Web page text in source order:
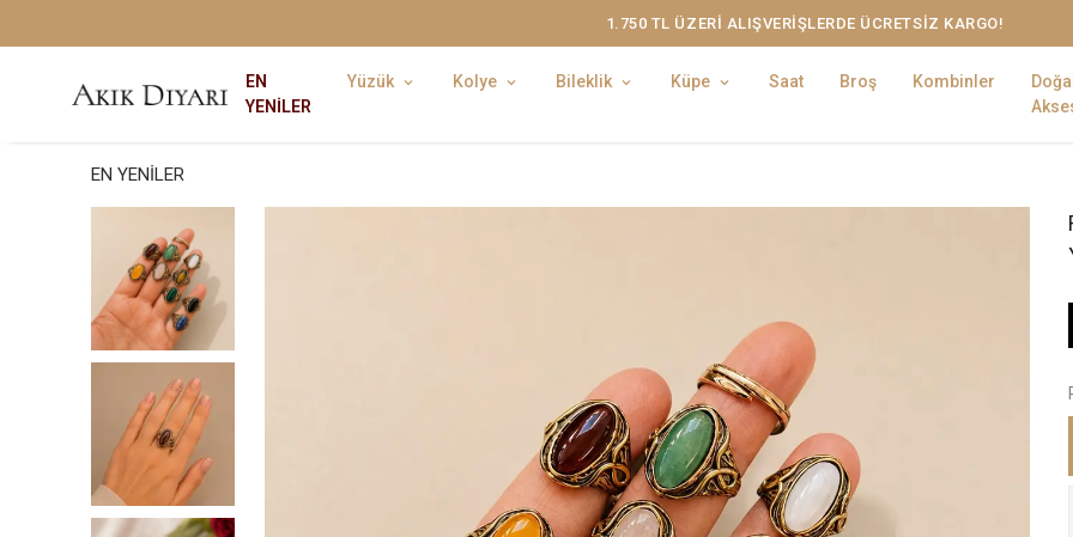
1.750 TL ÜZERİ ALIŞVERİŞLERDE ÜCRETSİZ KARGO!
EN
YENİLER
Yüzük Kolye Bileklik Küpe Saat Broş Kombinler
EN YENİLER